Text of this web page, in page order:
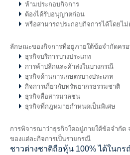
ห้ามประกอบกิจการ
ต้องได้รับอนุญาตก่อน
หรือสามารถประกอบกิจการได้โดยไ
ลักษณะของกิจการที่อยู่ภายใต้ข้อจำกัดคร
ธุรกิจบริการบางประเภท
การค้าปลีกและค้าส่งในบางกรณี
ธุรกิจด้านการเกษตรบางประเภท
กิจการเกี่ยวกับทรัพยากรธรรมชาติ
ธุรกิจสื่อสารมวลชน
ธุรกิจที่กฎหมายกำหนดเป็นพิเศษ
การพิจารณาว่าธุรกิจใดอยู่ภายใต้ข้อจำกัด
ของแต่ละกิจการเป็นรายกรณี
ชาวต่างชาติถือหุ้น 100% ได้ในกร